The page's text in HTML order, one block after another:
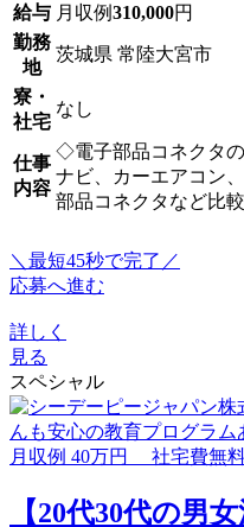
給与 月収例310,000円
勤務
地
茨城県 常陸大宮市
寮・
社宅
なし
仕事
内容
◇電子部品コネクタ
ナビ、カーエアコン
部品コネクタなど比
＼最短45秒で完了／
応募へ進む
詳しく
見る
スペシャル
【20代30代の男